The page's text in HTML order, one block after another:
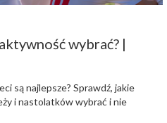
wybrać? |
są najlepsze? Sprawdź, jakie
i nastolatków wybrać i nie